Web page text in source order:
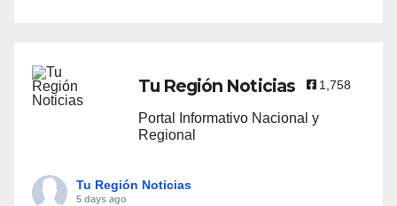
Tu Región Noticias 1,758
Portal Informativo Nacional y
Regional
Tu Región Noticias
5 days ago